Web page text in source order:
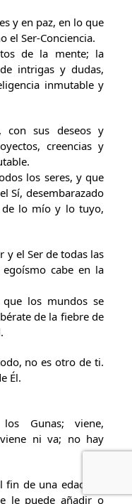
y en paz, en lo que
el Ser-Conciencia.
de la mente; la
intrigas y dudas,
inmutable y
con sus deseos y
creencias y
los seres, y que
Sí, desembarazado
lo mío y lo tuyo,
y el Ser de todas las
cabe en la
los mundos se
de la fiebre de
no es otro de ti.
Él.
Gunas; viene,
ni va; no hay
de una edad del
le puede añadir o